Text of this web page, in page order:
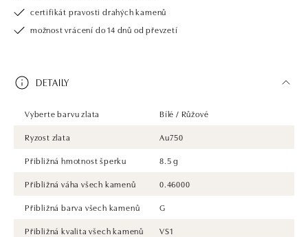
certifikát pravosti drahých kamenů
možnost vrácení do 14 dnů od převzetí
DETAILY
Vyberte barvu zlata
Bílé / Růžové
Ryzost zlata
Au750
Přibližná hmotnost šperku
8.5 g
Přibližná váha všech kamenů
0.46000
Přibližná barva všech kamenů
G
Přibližná kvalita všech kamenů
VS1